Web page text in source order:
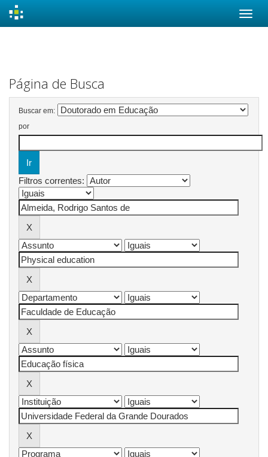
Página de Busca
Buscar em:
por
Filtros correntes: